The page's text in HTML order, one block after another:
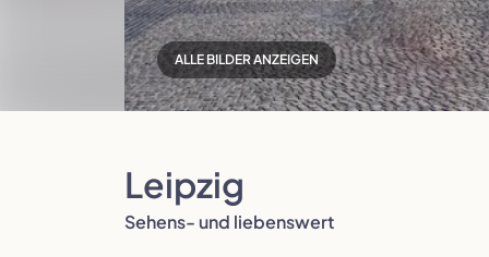
Slowenien Spanien
ALLE BILDER ANZEIGEN
Leipzig
Sehens- und liebenswert